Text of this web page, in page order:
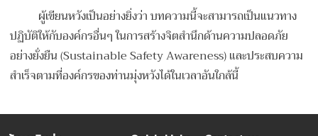
ผู้เขียนหวังเป็นอย่างยิ่งว่า บทความนี้จะสามารถเป็นแนวทาง
ปฏิบัติให้กับองค์กรอื่นๆ ในการสร้างจิตสำนึกด้านความปลอดภัย
อย่างยั่งยืน (Sustainable Safety Awareness) และประสบความ
สำเร็จตามที่องค์กรของท่านมุ่งหวังได้ในเวลาอันใกล้นี้